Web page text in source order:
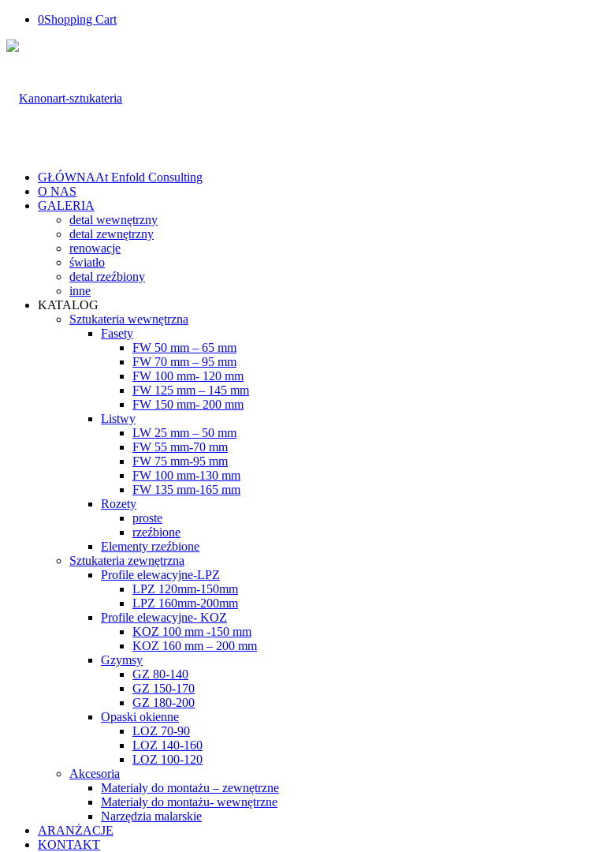
0Shopping Cart
GŁÓWNAAt Enfold Consulting
O NAS
GALERIA
detal wewnętrzny
detal zewnętrzny
renowacje
światło
detal rzeźbiony
inne
KATALOG
Sztukateria wewnętrzna
Fasety
FW 50 mm – 65 mm
FW 70 mm – 95 mm
FW 100 mm- 120 mm
FW 125 mm – 145 mm
FW 150 mm- 200 mm
Listwy
LW 25 mm – 50 mm
FW 55 mm-70 mm
FW 75 mm-95 mm
FW 100 mm-130 mm
FW 135 mm-165 mm
Rozety
proste
rzeźbione
Elementy rzeźbione
Sztukateria zewnętrzna
Profile elewacyjne-LPZ
LPZ 120mm-150mm
LPZ 160mm-200mm
Profile elewacyjne- KOZ
KOZ 100 mm -150 mm
KOZ 160 mm – 200 mm
Gzymsy
GZ 80-140
GZ 150-170
GZ 180-200
Opaski okienne
LOZ 70-90
LOZ 140-160
LOZ 100-120
Akcesoria
Materiały do montażu – zewnętrzne
Materiały do montażu- wewnętrzne
Narzędzia malarskie
ARANŻACJE
KONTAKT